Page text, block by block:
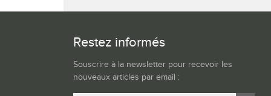
Restez informés
Souscrire à la newsletter pour recevoir les
nouveaux articles par email :